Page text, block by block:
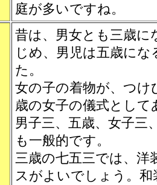
庭が多いですね。
昔は、男女とも三歳
じめ、男児は五歳に
た。
女の子の着物が、つけ
歳の女子の儀式として
男子三、五歳、女子三
も一般的です。
三歳の七五三では、洋
スがよいでしょう。